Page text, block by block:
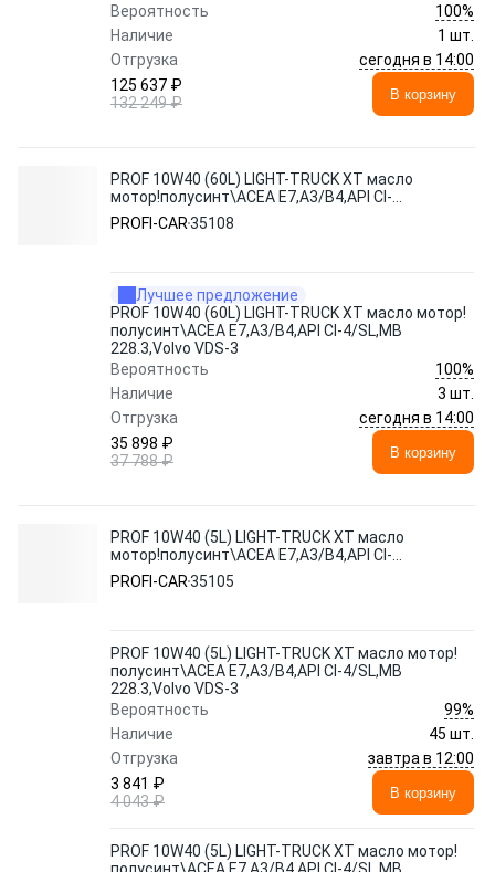
Вероятность
100%
Наличие
1 шт.
Отгрузка
сегодня в 14:00
125 637 ₽
132 249 ₽
В корзину
PROF 10W40 (60L) LIGHT-TRUCK XT масло
мотор!полусинт\ACEA E7,A3/B4,API CI-
4/SL,MB 228.3,Volvo VDS-3
PROFI-CAR35108
Лучшее предложение
PROF 10W40 (60L) LIGHT-TRUCK XT масло мотор!
полусинт\ACEA E7,A3/B4,API CI-4/SL,MB
228.3,Volvo VDS-3
Вероятность
100%
Наличие
3 шт.
Отгрузка
сегодня в 14:00
35 898 ₽
37 788 ₽
В корзину
PROF 10W40 (5L) LIGHT-TRUCK XT масло
мотор!полусинт\ACEA E7,A3/B4,API CI-
4/SL,MB 228.3,Volvo VDS-3
PROFI-CAR35105
PROF 10W40 (5L) LIGHT-TRUCK XT масло мотор!
полусинт\ACEA E7,A3/B4,API CI-4/SL,MB
228.3,Volvo VDS-3
Вероятность
99%
Наличие
45 шт.
Отгрузка
завтра в 12:00
3 841 ₽
4 043 ₽
В корзину
PROF 10W40 (5L) LIGHT-TRUCK XT масло мотор!